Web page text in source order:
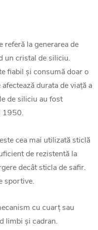
referă la generarea de
un cristal de siliciu.
fiabil și consumă doar o
durata de viață a
de siliciu au fost
1950.
cea mai utilizată sticlă
de rezistentă la
decât sticla de safir.
sportive.
cu cuarț sau
limbi și cadran.